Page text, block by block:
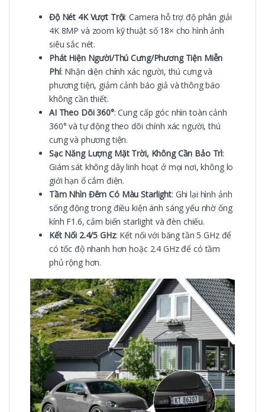
Độ Nét 4K Vượt Trội: Camera hỗ trợ độ phân giải
4K 8MP và zoom kỹ thuật số 18× cho hình ảnh
siêu sắc nét.
Phát Hiện Người/Thú Cưng/Phương Tiện Miễn
Phí: Nhận diện chính xác người, thú cưng và
phương tiện, giảm cảnh báo giả và thông báo
không cần thiết.
AI Theo Dõi 360°: Cung cấp góc nhìn toàn cảnh
360° và tự động theo dõi chính xác người, thú
cưng và phương tiện.
Sạc Năng Lượng Mặt Trời, Không Cần Bảo Trì:
Giám sát không dây linh hoạt ở mọi nơi, không lo
giới hạn ổ cắm điện.
Tầm Nhìn Đêm Có Màu Starlight: Ghi lại hình ảnh
sống động trong điều kiện ánh sáng yếu nhờ ống
kính F1.6, cảm biến starlight và đèn chiếu.
Kết Nối 2.4/5 GHz: Kết nối với băng tần 5 GHz để
có tốc độ nhanh hơn hoặc 2.4 GHz để có tầm
phủ rộng hơn.